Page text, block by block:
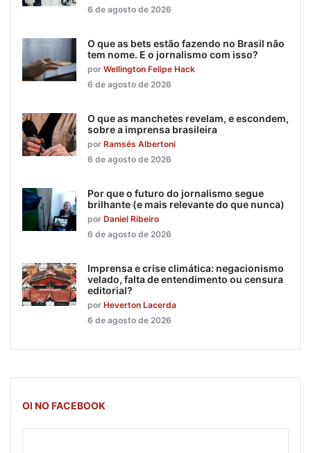
6 de agosto de 2026
O que as bets estão fazendo no Brasil não
tem nome. E o jornalismo com isso?
por Wellington Felipe Hack
6 de agosto de 2026
O que as manchetes revelam, e escondem,
sobre a imprensa brasileira
por Ramsés Albertoni
6 de agosto de 2026
Por que o futuro do jornalismo segue
brilhante (e mais relevante do que nunca)
por Daniel Ribeiro
6 de agosto de 2026
Imprensa e crise climática: negacionismo
velado, falta de entendimento ou censura
editorial?
por Heverton Lacerda
6 de agosto de 2026
OI NO FACEBOOK